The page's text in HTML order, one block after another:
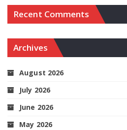
Recent Comments
Archives
August 2026
July 2026
June 2026
May 2026